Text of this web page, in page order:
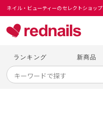
ネイル・ビューティーのセレクトショップ
ランキング 新商品